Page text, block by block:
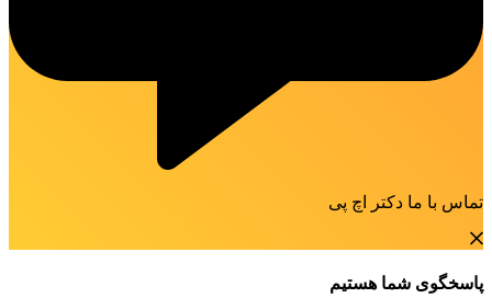
تماس با ما دکتر اچ پی
پاسخگوی شما هستیم